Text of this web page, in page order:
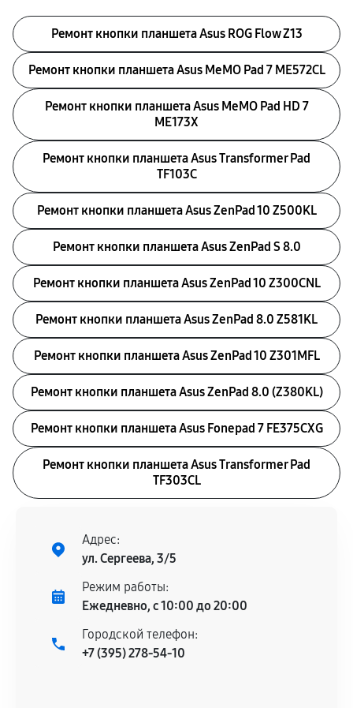
Ремонт кнопки планшета Asus ROG Flow Z13
Ремонт кнопки планшета Asus MeMO Pad 7 ME572CL
Ремонт кнопки планшета Asus MeMO Pad HD 7
ME173X
Ремонт кнопки планшета Asus Transformer Pad
TF103C
Ремонт кнопки планшета Asus ZenPad 10 Z500KL
Ремонт кнопки планшета Asus ZenPad S 8.0
Ремонт кнопки планшета Asus ZenPad 10 Z300CNL
Ремонт кнопки планшета Asus ZenPad 8.0 Z581KL
Ремонт кнопки планшета Asus ZenPad 10 Z301MFL
Ремонт кнопки планшета Asus ZenPad 8.0 (Z380KL)
Ремонт кнопки планшета Asus Fonepad 7 FE375CXG
Ремонт кнопки планшета Asus Transformer Pad
TF303CL
Адрес:
ул. Сергеева, 3/5
Режим работы:
Ежедневно, с 10:00 до 20:00
Городской телефон:
+7 (395) 278-54-10